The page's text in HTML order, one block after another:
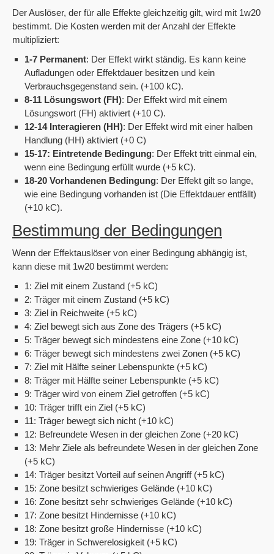
Der Auslöser, der für alle Effekte gleichzeitig gilt, wird mit 1w20
bestimmt. Die Kosten werden mit der Anzahl der Effekte
multipliziert:
1-7 Permanent: Der Effekt wirkt ständig. Es kann keine
Aufladungen oder Effektdauer besitzen und kein
Verbrauchsgegenstand sein. (+100 kC).
8-11 Lösungswort (FH): Der Effekt wird mit einem
Lösungswort (FH) aktiviert (+10 C).
12-14 Interagieren (HH): Der Effekt wird mit einer halben
Handlung (HH) aktiviert (+0 C)
15-17: Eintretende Bedingung: Der Effekt tritt einmal ein,
wenn eine Bedingung erfüllt wurde (+5 kC).
18-20 Vorhandenen Bedingung: Der Effekt gilt so lange,
wie eine Bedingung vorhanden ist (Die Effektdauer entfällt)
(+10 kC).
Bestimmung der Bedingungen
Wenn der Effektauslöser von einer Bedingung abhängig ist,
kann diese mit 1w20 bestimmt werden:
1: Ziel mit einem Zustand (+5 kC)
2: Träger mit einem Zustand (+5 kC)
3: Ziel in Reichweite (+5 kC)
4: Ziel bewegt sich aus Zone des Trägers (+5 kC)
5: Träger bewegt sich mindestens eine Zone (+10 kC)
6: Träger bewegt sich mindestens zwei Zonen (+5 kC)
7: Ziel mit Hälfte seiner Lebenspunkte (+5 kC)
8: Träger mit Hälfte seiner Lebenspunkte (+5 kC)
9: Träger wird von einem Ziel getroffen (+5 kC)
10: Träger trifft ein Ziel (+5 kC)
11: Träger bewegt sich nicht (+10 kC)
12: Befreundete Wesen in der gleichen Zone (+20 kC)
13: Mehr Ziele als befreundete Wesen in der gleichen Zone
(+5 kC)
14: Träger besitzt Vorteil auf seinen Angriff (+5 kC)
15: Zone besitzt schwieriges Gelände (+10 kC)
16: Zone besitzt sehr schwieriges Gelände (+10 kC)
17: Zone besitzt Hindernisse (+10 kC)
18: Zone besitzt große Hindernisse (+10 kC)
19: Träger in Schwerelosigkeit (+5 kC)